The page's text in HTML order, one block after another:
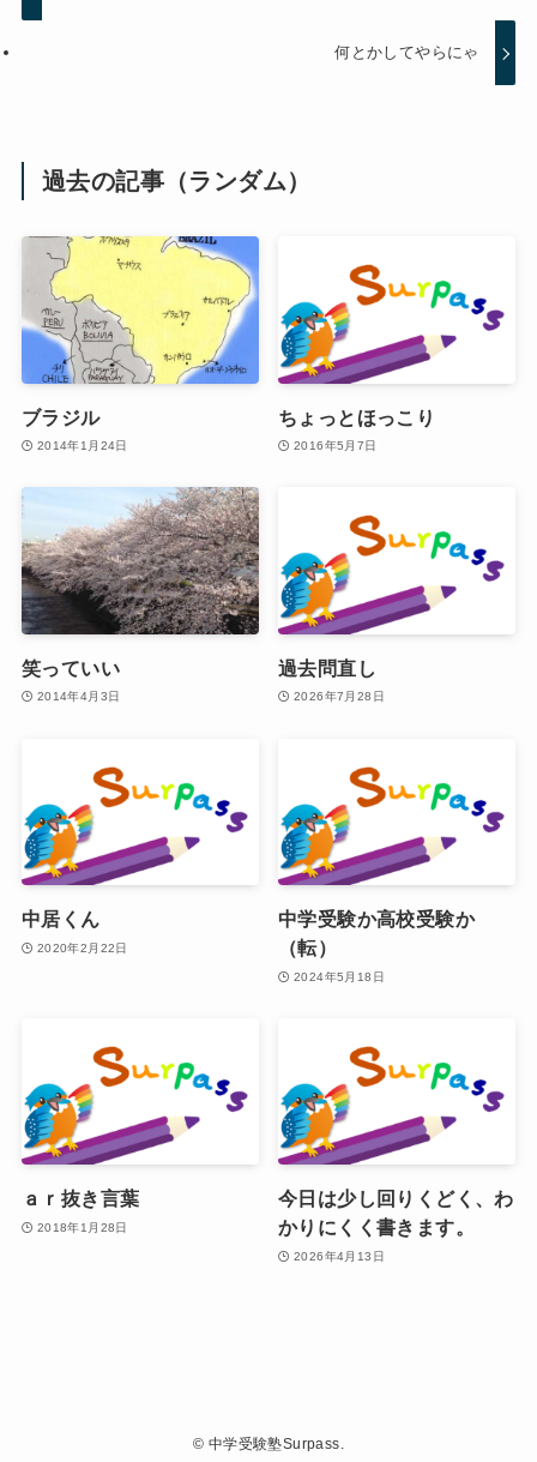
何とかしてやらにゃ
過去の記事（ランダム）
ブラジル
2014年1月24日
ちょっとほっこり
2016年5月7日
笑っていい
2014年4月3日
過去問直し
2026年7月28日
中居くん
2020年2月22日
中学受験か高校受験か
（転）
2024年5月18日
ａｒ抜き言葉
2018年1月28日
今日は少し回りくどく、わ
かりにくく書きます。
2026年4月13日
© 中学受験塾Surpass.